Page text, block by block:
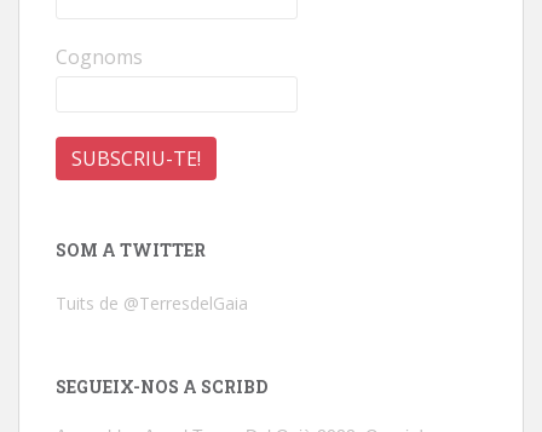
Cognoms
SOM A TWITTER
Tuits de @TerresdelGaia
SEGUEIX-NOS A SCRIBD